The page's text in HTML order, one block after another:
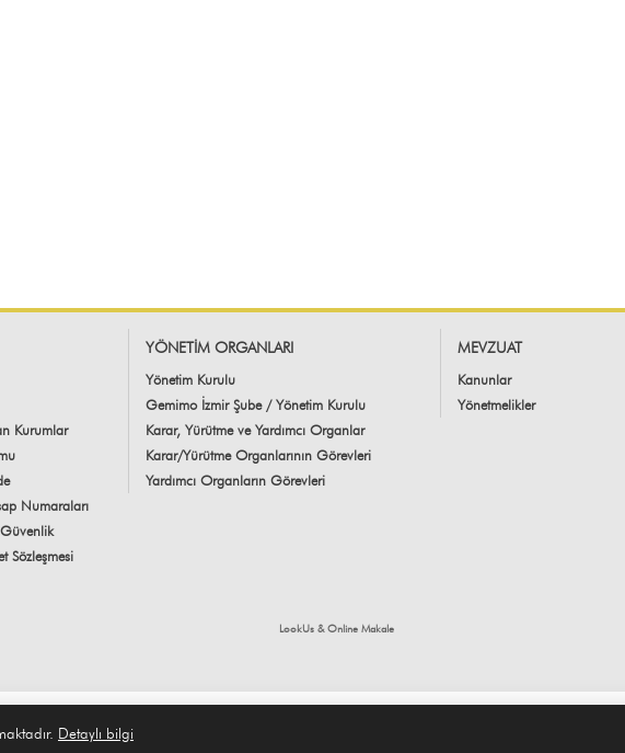
Kurumlar
Numaraları
Sözleşmesi
YÖNETİM ORGANLARI
Yönetim Kurulu
Gemimo İzmir Şube / Yönetim Kurulu
Karar, Yürütme ve Yardımcı Organlar
Karar/Yürütme Organlarının Görevleri
Yardımcı Organların Görevleri
MEVZUAT
Kanunlar
Yönetmelikler
LookUs& Online Makale
Detaylı bilgi